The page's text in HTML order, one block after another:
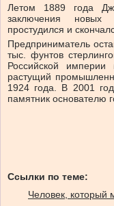
Летом 1889 года
заключения новых
простудился и
Предприниматель
тыс. фунтов
Российской империи
растущий
1924 года. В 2001
памятник основателю
Ссылки по теме:
Человек, который